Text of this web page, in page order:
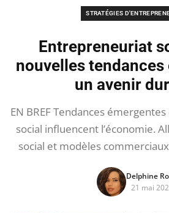
STRATÉGIES
Entrepreneuriat
nouvelles
un avenir
EN BREF Tendances
social influencent l’économie.
social et modèles
Delphine
21 mai